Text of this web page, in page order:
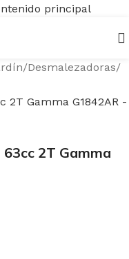
principal
/Desmalezadoras/
2T Gamma